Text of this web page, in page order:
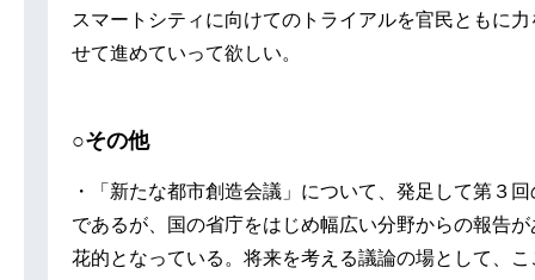
スマートシティに向けてのトライアルを官民ともに力
せて進めていって欲しい。
○その他
・「新たな都市創造会議」について、発足して第３
であるが、国の省庁をはじめ幅広い分野からの報告が
花的となっている。将来を考える議論の場として、こ